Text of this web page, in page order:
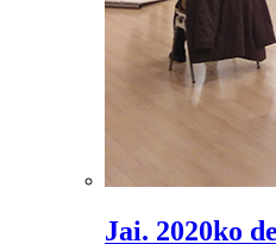
Jai. 2020ko